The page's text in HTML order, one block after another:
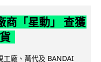
商「星動」 查獲
工廠、萬代及 BANDAI